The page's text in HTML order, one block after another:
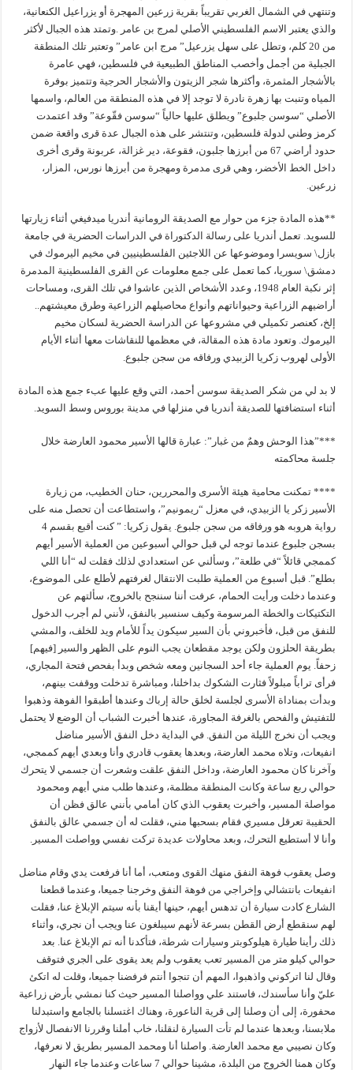
وتنتهي في الشمال الغربي تقريباً بقرية زرعين المهجرة أو يزراعيل الكنعانية،
والذي يعتبر الاسم الفلسطيني الأصلي لمرج بن عامر .وتمتد هذه الجبال لأكثر
من 20 كلم، وتطل على سهل يزرعيل” مرج ابن عامر” وتعتبر تلك المنطقة
الجبلية من أجمل وأخصب المناطق الطبيعية في فلسطين، فهي عامرة
بالأشجار المثمرة، وأكثرها شجر الزيتون والأشجار الحرجية وتتميز بوفرة
المياه وتنبت بها زهرة نادرة لا توجد إلا في هذه المنطقة من العالم، واسمها
الأصلي “سوسن جلبوع” ويطلق عليها حالياً “سوسن فقّوعة” وقد اعتمدت
كرمز وطني لدولة فلسطين، وتنتشر على هذه الجبال عدة قرى واقعة ضمن
حدود أراضي 67 من أبرزها جلبون، فقوعة، دير غزالة، عربونة وقرى أخرى
داخل الخط الأخضر، وهي قرى مدمرة ومهجرة من أبرزها نورس، المزار،
زرعين.
**هذه المادة جزء من حوار مع الصديقة الرومانية أندريا ميدفيغي أثناء زيارتها
للسويد. تعمل أندريا على رسالة الدكتوراة في الدراسات الحضرية في جامعة
بازل\ سويسرا وموضوعها عن اللاجئين الفلسطينيين في مخيم اليرموك في
دمشق\ سوريا، كما تعمل على جمع معلومات عن القرى الفلسطينية المدمرة
إثر نكبة العام 1948، وعدد الأشخاص الذين عاشوا في تلك القرى، ومساحات
أراضيهم الزراعية وحيواناتهم وأنواع محاصيلهم الزراعية وطرق معيشتهم..
إلخ، كعنصر تكميلي في مشروعها عن الدراسة الحضرية لسكان مخيم
اليرموك. وتعود مادة هذه المقالة، في معظمها للنقاشات معها أثناء الأيام
الأولى لهروب زكريا الزبيدي ورفاقه من سجن جلبوع.
لا بد لي من شكر الصديقة سوسن أحمد، التي وقع عليها عبء جمع هذه المادة
أثناء استضافتها للصديقة أندريا في منزلها في مدينة بوروس وسط السويد.
***”هذا الوحش وهمٌ من غبار”: عبارة قالها الأسير محمود العارضة خلال
جلسة محاكمته
**** تمكنت محامية هيئة الأسرى والمحررين، حنان الخطيب، من زيارة
الأسير زكر يا الزبيدي، في معزل “ريمونيم”، واستطاعت أن تحصل منه على
رواية هروبه هو ورفاقه من سجن جلبوع. يقول زكريا: ” كنت أقبع بقسم 4
بسجن جلبوع عندما توجه لي قبل حوالي أسبوعين من العملية الأسير أيهم
كممجي قائلاً “في طلعة”، وسألني عن استعدادي لذلك فقلت له “أنا اللي
بطلع”. قبل أسبوع من العملية طلبت الانتقال لغرفتهم لأطلع على الموضوع،
وعندما دخلت ورأيت الحمام، عرفت أننا سننجح بالخروج، سألتهم عن
التكتيكات والخطة المرسومة وكيف سنسير بالنفق، لأنني لم أجرب الدخول
للنفق من قبل، فأخبروني بأن السير سيكون يداً للأمام ويد للخلف، والمشي
بطريقة الحلزون ولكن يوجد مقطعان يجب النوم على الظهر والسير [فيهم]
زحفاً. يوم العملية جاء أحد السجانين ومعه شخص وبدأ بفحص فتحة المجاري،
فرأى تراباً مبلولاً فثارت الشكوك بداخلنا، ومباشرة تدخلت ووقفت بينهم،
وبدأت بمناداة الأسرى لجلسة لخلق حالة إرباك وعندها أطبقوا الفوهة وذهبوا
للتفتيش والفحص بالغرفة المجاورة، عندها أخبرت الشباب أن الوضع لا يحتمل
ويجب أن نخرج الليلة من النفق. في البداية دخل النفق الأسير مناضل
انفيعات، وتلاه محمد العارضة، وبعدها يعقوب قادري وأنا وبعدي أيهم كممجي،
وآخرنا كان محمود العارضة، وداخل النفق علقت وشعرت أن جسمي لا يتحرك
حوالي ربع ساعة وكانت المنطقة مظلمة، وعندها طلب مني أيهم ومحمود
مواصلة المسير، وأخبرت يعقوب الذي كان أمامي بأنني عالق فظن أن
الحقيبة تعرقل مسيري فقام بسحبها مني، فقلت له أن جسمي عالق بالنفق
وأنا لا أستطيع التحرك، وبعد محاولات عديدة تركت نفسي وواصلت المسير.
وصل يعقوب فوهة النفق منهك القوى ومتعب، أما أنا فرفعت يدي وقام مناضل
انفيعات بانتشالي وإخراجي من فوهة النفق وخرجنا جميعا، وعندما قطعنا
الشارع كادت سيارة أن تدهس أيهم، حينها أيقنا بأنه سيتم الإبلاغ عنا، فقلت
لهم سنقطع أرض القطن بسرعة لأنهم سيبلغون عنا ويجب أن نجري، وأثناء
ذلك رأينا طيارة هيلوكوبتر وسيارات شرطة، فتأكدنا أنه تم الإبلاغ عنا. بعد
حوالي كيلو متر من المسير تعب يعقوب ولم يعد يقوى على الجري فتوقف
وقال لنا اتركوني واذهبوا، المهم أن تنجوا أنتم فرفضنا جميعا، وقلت له اتكئ
عليّ وأنا سأسندك، فاستند علي وواصلنا المسير حيث كنا نمشي بأرض زراعية
محفورة، إلى أن وصلنا إلى قرية الناعورة، وهناك اغتسلنا بالجامع واستبدلنا
ملابسنا، وبعدها عندما لم تأت السيارة لنقلنا، خاب أملنا وقررنا الانفصال لأزواج
وكان نصيبي مع محمد العارضة. واصلنا أنا ومحمد المسير بطريق لا نعرفها،
وكان همنا الخروج من البلدة، مشينا حوالي 7 ساعات وعندما جاء النهار